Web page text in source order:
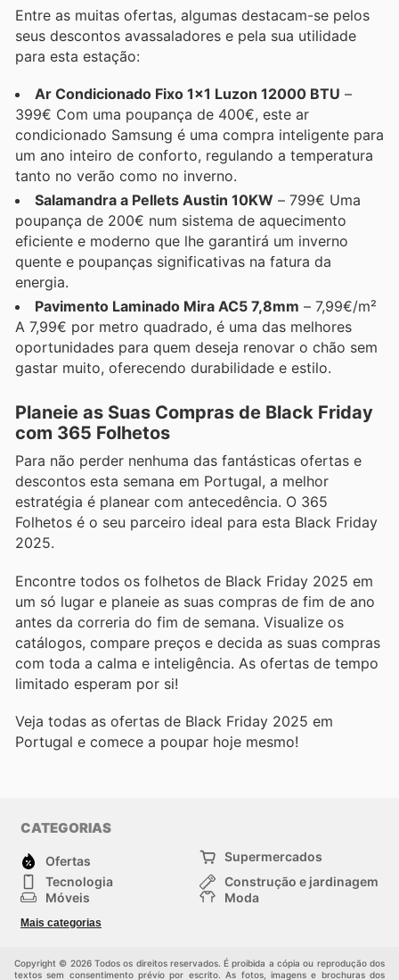
Entre as muitas ofertas, algumas destacam-se pelos
seus descontos avassaladores e pela sua utilidade
para esta estação:
Ar Condicionado Fixo 1x1 Luzon 12000 BTU –
399€ Com uma poupança de 400€, este ar
condicionado Samsung é uma compra inteligente para
um ano inteiro de conforto, regulando a temperatura
tanto no verão como no inverno.
Salamandra a Pellets Austin 10KW – 799€ Uma
poupança de 200€ num sistema de aquecimento
eficiente e moderno que lhe garantirá um inverno
quente e poupanças significativas na fatura da
energia.
Pavimento Laminado Mira AC5 7,8mm – 7,99€/m²
A 7,99€ por metro quadrado, é uma das melhores
oportunidades para quem deseja renovar o chão sem
gastar muito, oferecendo durabilidade e estilo.
Planeie as Suas Compras de Black Friday
com 365 Folhetos
Para não perder nenhuma das fantásticas ofertas e
descontos esta semana em Portugal, a melhor
estratégia é planear com antecedência. O 365
Folhetos é o seu parceiro ideal para esta Black Friday
2025.
Encontre todos os folhetos de Black Friday 2025 em
um só lugar e planeie as suas compras de fim de ano
antes da correria do fim de semana. Visualize os
catálogos, compare preços e decida as suas compras
com toda a calma e inteligência. As ofertas de tempo
limitado esperam por si!
Veja todas as ofertas de Black Friday 2025 em
Portugal e comece a poupar hoje mesmo!
CATEGORIAS
Ofertas
Supermercados
Tecnologia
Construção e jardinagem
Móveis
Moda
Crianças
Mais categorias
Copyright © 2026 Todos os direitos reservados. É proibida a cópia ou reprodução dos
textos sem consentimento prévio por escrito. As fotos, imagens e brochuras dos